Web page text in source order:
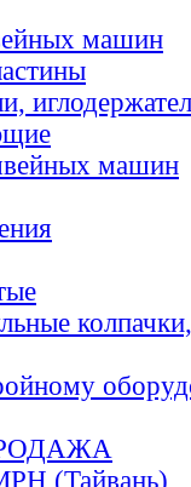
машин
машин
(Тайвань)